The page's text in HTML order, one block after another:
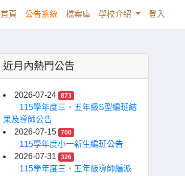
首頁 (current)
公告系統 檔案庫 學校介紹 登入
近月內熱門公告
2026-07-24 873
115學年度三、五年級S型編班結
果及導師公告
2026-07-15
700
115學年度小一新生編班公告
2026-07-31
326
115學年度三、五年級導師編派